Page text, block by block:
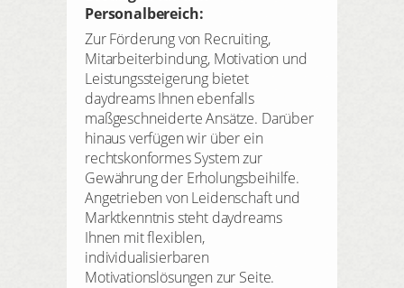
Personalbereich:
Zur Förderung von Recruiting,
Mitarbeiterbindung, Motivation und
Leistungssteigerung bietet
daydreams Ihnen ebenfalls
maßgeschneiderte Ansätze. Darüber
hinaus verfügen wir über ein
rechtskonformes System zur
Gewährung der Erholungsbeihilfe.
Angetrieben von Leidenschaft und
Marktkenntnis steht daydreams
Ihnen mit flexiblen,
individualisierbaren
Motivationslösungen zur Seite.